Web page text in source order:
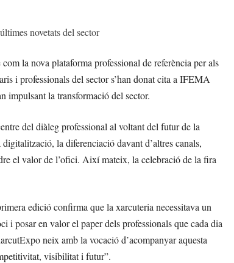
novetats del sector
la nova plataforma professional de referència per als
i professionals del sector s’han donat cita a IFEMA
impulsant la transformació del sector.
del diàleg professional al voltant del futur de la
la diferenciació davant d’altres canals,
el valor de l’ofici. Així mateix, la celebració de la fira
edició confirma que la xarcuteria necessitava un
i posar en valor el paper dels professionals que cada dia
neix amb la vocació d’acompanyar aquesta
visibilitat i futur”.